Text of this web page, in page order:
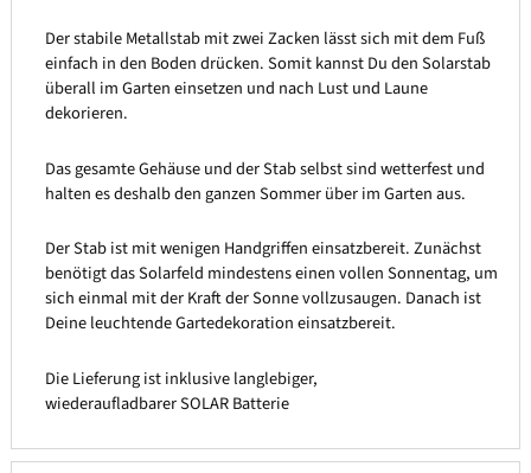
Der stabile Metallstab mit zwei Zacken lässt sich mit dem Fuß
einfach in den Boden drücken. Somit kannst Du den Solarstab
überall im Garten einsetzen und nach Lust und Laune
dekorieren.
Das gesamte Gehäuse und der Stab selbst sind wetterfest und
halten es deshalb den ganzen Sommer über im Garten aus.
Der Stab ist mit wenigen Handgriffen einsatzbereit. Zunächst
benötigt das Solarfeld mindestens einen vollen Sonnentag, um
sich einmal mit der Kraft der Sonne vollzusaugen. Danach ist
Deine leuchtende Gartedekoration einsatzbereit.
Die Lieferung ist inklusive langlebiger,
wiederaufladbarer SOLAR Batterie